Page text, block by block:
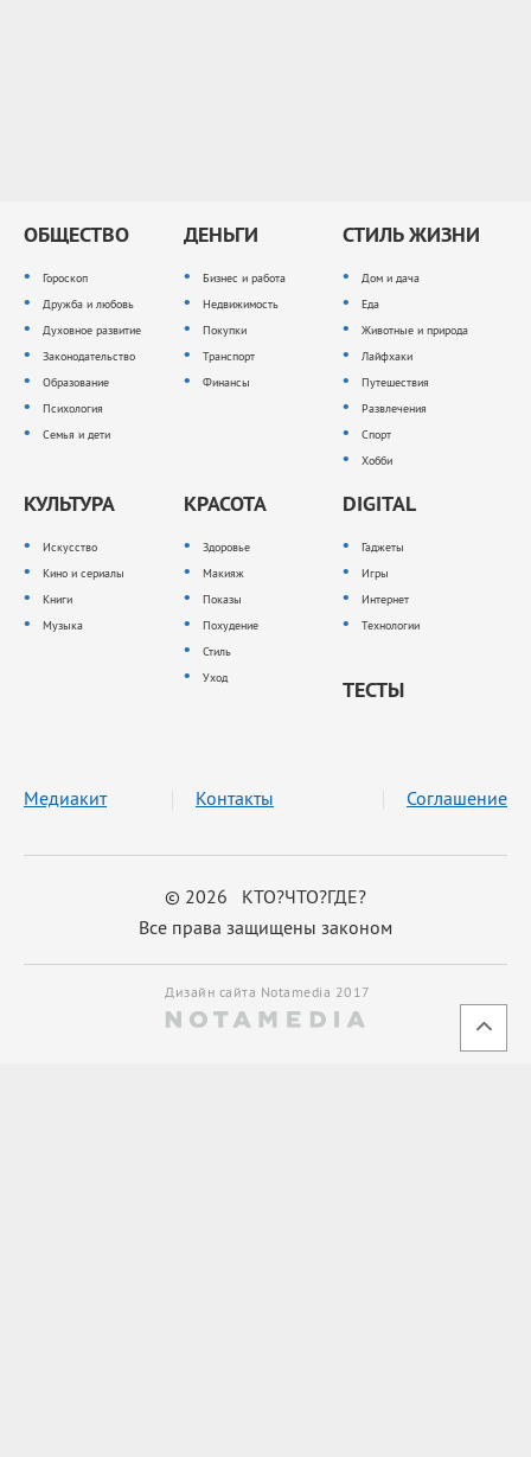
ОБЩЕСТВО
Гороскоп
Дружба и любовь
Духовное развитие
Законодательство
Образование
Психология
Семья и дети
ДЕНЬГИ
Бизнес и работа
Недвижимость
Покупки
Транспорт
Финансы
СТИЛЬ ЖИЗНИ
Дом и дача
Еда
Животные и природа
Лайфхаки
Путешествия
Развлечения
Спорт
Хобби
КУЛЬТУРА
Искусство
Кино и сериалы
Книги
Музыка
КРАСОТА
Здоровье
Макияж
Показы
Похудение
Стиль
Уход
DIGITAL
Гаджеты
Игры
Интернет
Технологии
ТЕСТЫ
© 2026 КТО?ЧТО?ГДЕ?
Все права защищены законом
Медиакит Контакты Соглашение
Дизайн сайта Notamedia 2017